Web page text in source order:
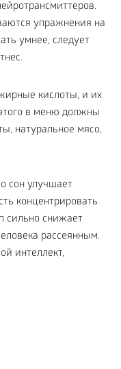
упражнения на
умнее, следует
кислоты, и их
в меню должны
натуральное мясо,
сон улучшает
концентрировать
сильно снижает
рассеянным.
интеллект,